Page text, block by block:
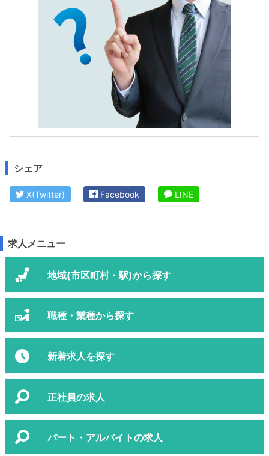
シェア
X(Twitter) Facebook LINE
求人メニュー
地域(市区町村・駅)から探す
職種・業種から探す
新着求人を探す
正社員の求人
パート・アルバイトの求人